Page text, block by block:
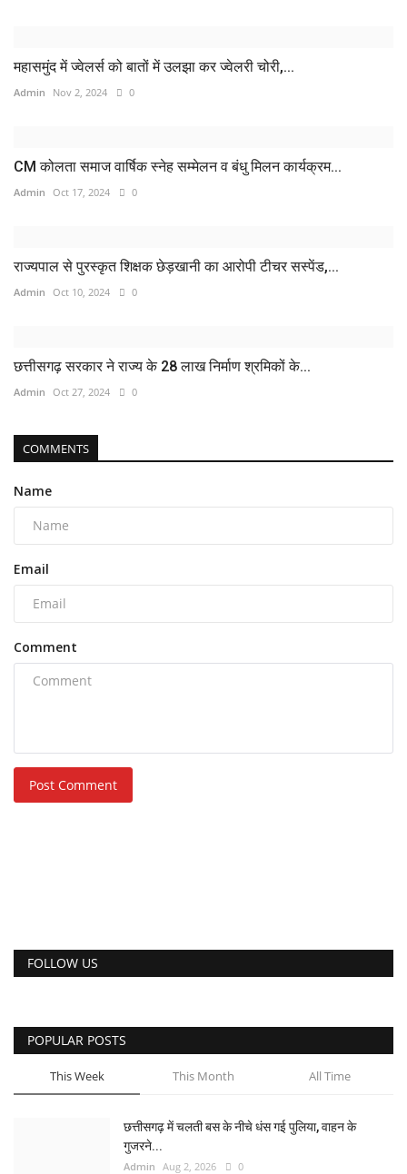
महासमुंद में ज्वेलर्स को बातों में उलझा कर ज्वेलरी चोरी,...
Admin Nov 2, 2024 0
CM कोलता समाज वार्षिक स्नेह सम्मेलन व बंधु मिलन कार्यक्रम...
Admin Oct 17, 2024 0
राज्यपाल से पुरस्कृत शिक्षक छेड़खानी का आरोपी टीचर सस्पेंड,...
Admin Oct 10, 2024 0
छत्तीसगढ़ सरकार ने राज्य के 28 लाख निर्माण श्रमिकों के...
Admin Oct 27, 2024 0
COMMENTS
Name
Email
Comment
Post Comment
FOLLOW US
POPULAR POSTS
This Week This Month All Time
छत्तीसगढ़ में चलती बस के नीचे धंस गई पुलिया, वाहन के
गुजरने...
Admin Aug 2, 2026 0